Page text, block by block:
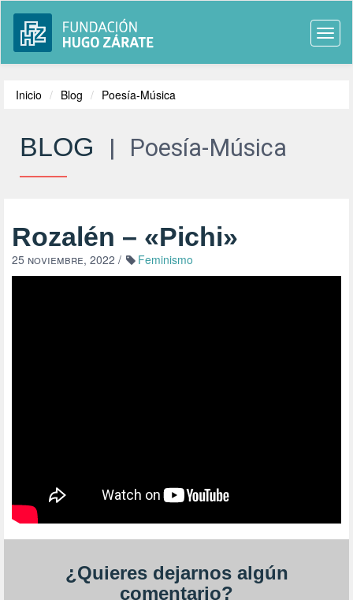
Inicio Blog Poesía-Música
BLOG | Poesía-Música
Rozalén – «Pichi»
25 noviembre, 2022 / Feminismo
¿Quieres dejarnos algún
comentario?